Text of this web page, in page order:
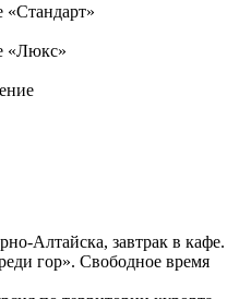
«Стандарт»
«Люкс»
Алтайска, завтрак в кафе.
гор». Свободное время